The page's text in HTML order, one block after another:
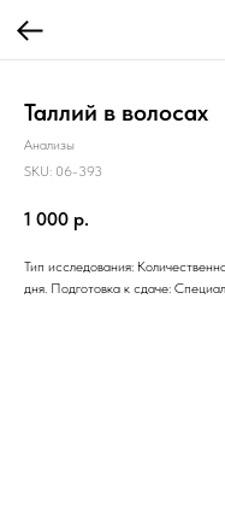
Таллий в волосах
Анализы
SKU: 06-393
1 000 р.
Тип исследования:
дня. Подготовка к сдаче: